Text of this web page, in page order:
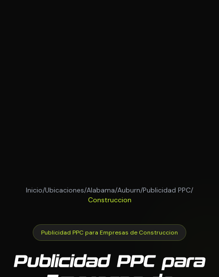
Inicio/Ubicaciones/Alabama/Auburn/Publicidad PPC/
Construccion
Publicidad PPC para Empresas de Construccion
Publicidad PPC para